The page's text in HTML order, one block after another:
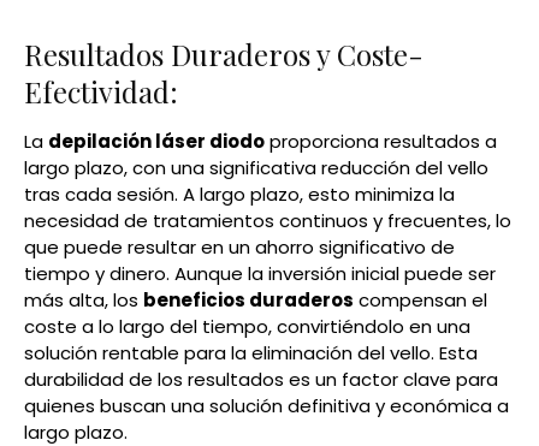
Resultados Duraderos y Coste-
Efectividad:
La depilación láser diodoproporciona resultados a
largo plazo, con una significativa reducción del vello
tras cada sesión. A largo plazo, esto minimiza la
necesidad de tratamientos continuos y frecuentes, lo
que puede resultar en un ahorro significativo de
tiempo y dinero. Aunque la inversión inicial puede ser
más alta, los beneficios duraderos compensan el
coste a lo largo del tiempo, convirtiéndolo en una
solución rentable para la eliminación del vello. Esta
durabilidad de los resultados es un factor clave para
quienes buscan una solución definitiva y económica a
largo plazo.